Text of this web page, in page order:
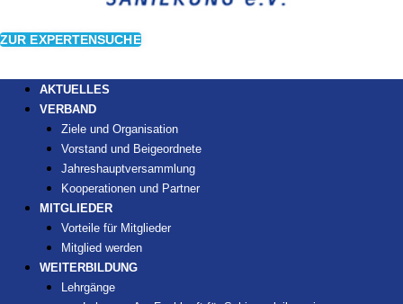
ZUR EXPERTENSUCHE
AKTUELLES
VERBAND
Ziele und Organisation
Vorstand und Beigeordnete
Jahreshauptversammlung
Kooperationen und Partner
MITGLIEDER
Vorteile für Mitglieder
Mitglied werden
WEITERBILDUNG
Lehrgänge